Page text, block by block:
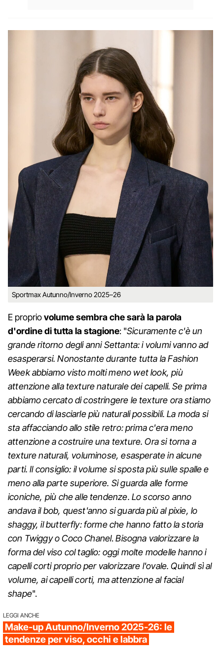
Sportmax Autunno/Inverno 2025–26
E propriovolume sembra che sarà la parola
d'ordine di tutta la stagione: "Sicuramente c'è un
grande ritorno degli anni Settanta: i volumi vanno ad
esasperarsi. Nonostante durante tutta la Fashion
Week abbiamo visto molti meno wet look, più
attenzione alla texture naturale dei capelli. Se prima
abbiamo cercato di costringere le texture ora stiamo
cercando di lasciarle più naturali possibili. La moda si
sta affacciando allo stile retro: prima c'era meno
attenzione a costruire una texture. Ora si torna a
texture naturali, voluminose, esasperate in alcune
parti. Il consiglio: il volume si sposta più sulle spalle e
meno alla parte superiore. Si guarda alle forme
iconiche, più che alle tendenze. Lo scorso anno
andava il bob, quest'anno si guarda più al pixie, lo
shaggy, il butterfly: forme che hanno fatto la storia
con Twiggy o Coco Chanel.Bisogna valorizzare la
forma del viso col taglio: oggi molte modelle hanno i
capelli corti proprio per valorizzare l'ovale. Quindi sì al
volume, ai capelli corti, ma attenzione al facial
shape".
LEGGI ANCHE
Make-up Autunno/Inverno 2025-26: le
tendenze per viso, occhi e labbra